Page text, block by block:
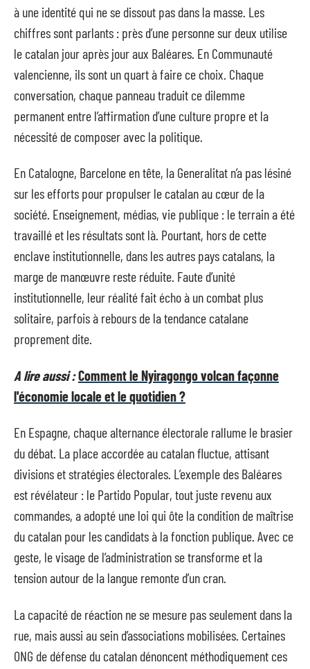
à une identité qui ne se dissout pas dans la masse. Les
chiffres sont parlants : près d’une personne sur deux utilise
le catalan jour après jour aux Baléares. En Communauté
valencienne, ils sont un quart à faire ce choix. Chaque
conversation, chaque panneau traduit ce dilemme
permanent entre l’affirmation d’une culture propre et la
nécessité de composer avec la politique.
En Catalogne, Barcelone en tête, la Generalitat n’a pas lésiné
sur les efforts pour propulser le catalan au cœur de la
société. Enseignement, médias, vie publique : le terrain a été
travaillé et les résultats sont là. Pourtant, hors de cette
enclave institutionnelle, dans les autres pays catalans, la
marge de manœuvre reste réduite. Faute d’unité
institutionnelle, leur réalité fait écho à un combat plus
solitaire, parfois à rebours de la tendance catalane
proprement dite.
A lire aussi :Comment le Nyiragongo volcan façonne
l'économie locale et le quotidien ?
En Espagne, chaque alternance électorale rallume le brasier
du débat. La place accordée au catalan fluctue, attisant
divisions et stratégies électorales. L’exemple des Baléares
est révélateur : le Partido Popular, tout juste revenu aux
commandes, a adopté une loi qui ôte la condition de maîtrise
du catalan pour les candidats à la fonction publique. Avec ce
geste, le visage de l’administration se transforme et la
tension autour de la langue remonte d’un cran.
La capacité de réaction ne se mesure pas seulement dans la
rue, mais aussi au sein d’associations mobilisées. Certaines
ONG de défense du catalan dénoncent méthodiquement ces